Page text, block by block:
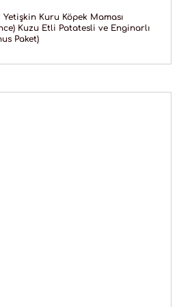
Yetişkin Kuru Köpek Maması
Kuzu Etli Patatesli ve Enginarlı
Paket)